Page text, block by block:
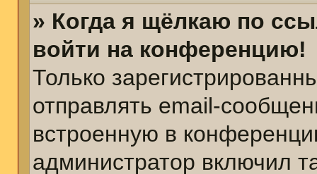
» Когда я щёлкаю по
войти на конференцию!
Только
отправлять email-
встроенную в
администратор включил